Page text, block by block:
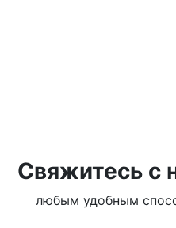
Свяжитесь с
любым удобным